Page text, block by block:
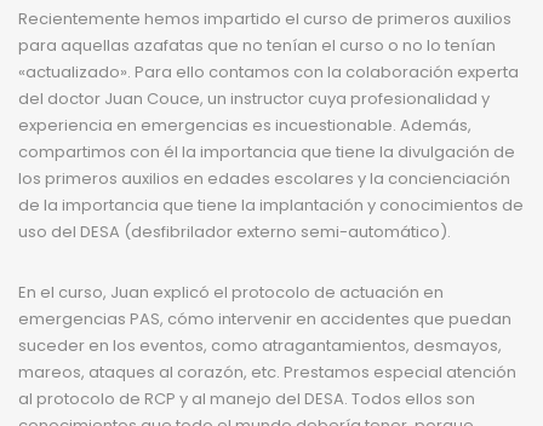
Recientemente hemos impartido el curso de primeros auxilios
para aquellas azafatas que no tenían el curso o no lo tenían
«actualizado». Para ello contamos con la colaboración experta
del doctor Juan Couce, un instructor cuya profesionalidad y
experiencia en emergencias es incuestionable. Además,
compartimos con él la importancia que tiene la divulgación de
los primeros auxilios en edades escolares y la concienciación
de la importancia que tiene la implantación y conocimientos de
uso del DESA (desfibrilador externo semi-automático).
En el curso, Juan explicó el protocolo de actuación en
emergencias PAS, cómo intervenir en accidentes que puedan
suceder en los eventos, como atragantamientos, desmayos,
mareos, ataques al corazón, etc. Prestamos especial atención
al protocolo de RCP y al manejo del DESA. Todos ellos son